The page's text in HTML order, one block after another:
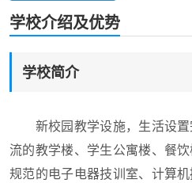
学校介绍及优势
学校简介
新校园教学设施，生活设置
流的教学楼、学生公寓楼、餐
规范的电子电器技训室、计算